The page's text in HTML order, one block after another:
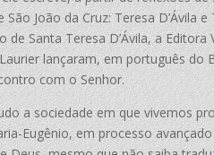
João da Cruz: Teresa D’Ávila
Santa Teresa D’Ávila, a
lançaram, em português do
com o Senhor.
a sociedade em que vivemos
Eugênio, em processo